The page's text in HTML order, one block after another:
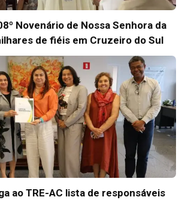
Novenário de Nossa Senhora da
de fiéis em Cruzeiro do Sul
ao TRE-AC lista de responsáveis